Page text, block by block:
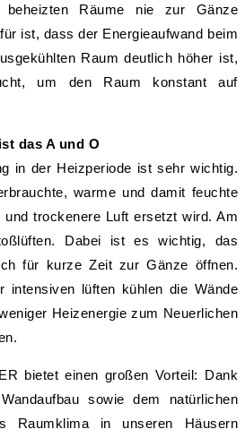
Räume nie zur Gänze
ist, dass der Energieaufwand beim
Raum deutlich höher ist,
um den Raum konstant auf
das A und O
in der Heizperiode ist sehr wichtig.
warme und damit feuchte
trockenere Luft ersetzt wird. Am
Dabei ist es wichtig, das
für kurze Zeit zur Gänze öffnen.
intensiven lüften kühlen die Wände
Heizenergie zum Neuerlichen
bietet einen großen Vorteil: Dank
sowie dem natürlichen
Raumklima in unseren Häusern